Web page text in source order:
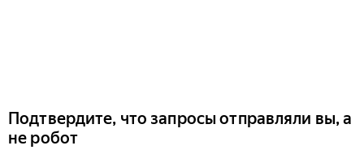
Подтвердите, что запросы отправляли вы, а
не робот